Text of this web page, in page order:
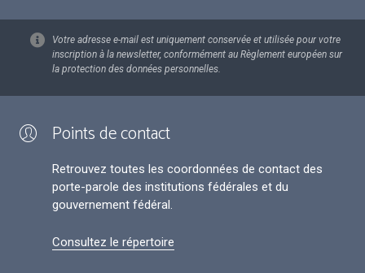
Votre adresse e-mail est uniquement conservée et utilisée pour votre
inscription à la newsletter, conformément au Règlement européen sur
la protection des données personnelles.
Points de contact
Retrouvez toutes les coordonnées de contact des
porte-parole des institutions fédérales et du
gouvernement fédéral.
Consultez le répertoire